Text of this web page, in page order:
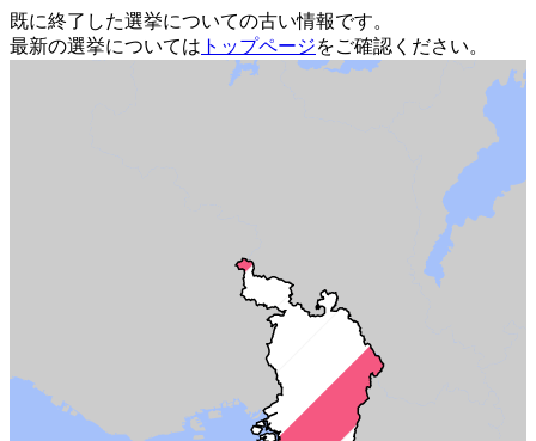
既に終了した選挙についての古い情報です。
最新の選挙については トップページをご確認ください。